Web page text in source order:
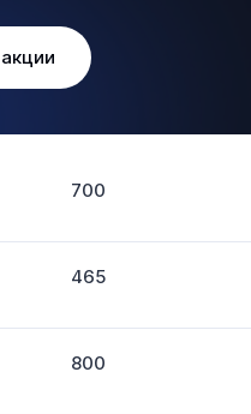
700
465
800